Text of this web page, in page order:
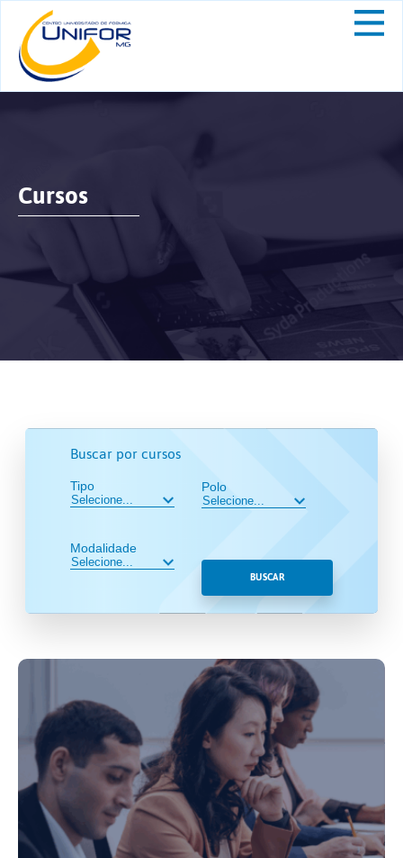
Cursos
Buscar por cursos
Tipo
Modalidade
Polo
BUSCAR